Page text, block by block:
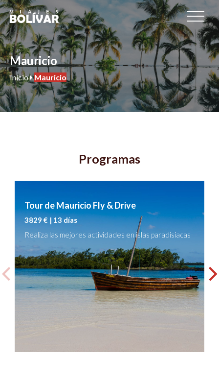
Mauricio
Inicio Mauricio
Programas
Tour de Mauricio Fly & Drive
3829 € | 13 días
Realiza las mejores actividades en islas paradisiacas